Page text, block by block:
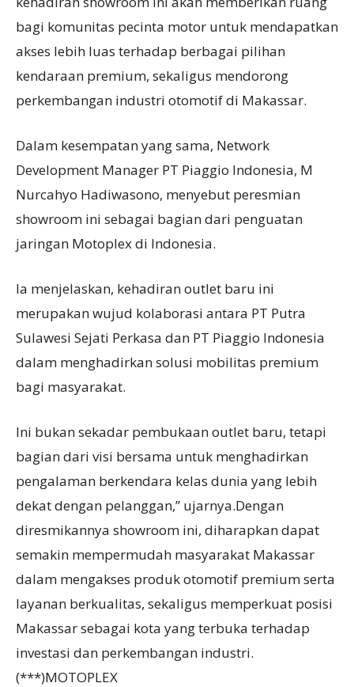
bagi komunitas pecinta motor untuk mendapatkan
akses lebih luas terhadap berbagai pilihan
kendaraan premium, sekaligus mendorong
perkembangan industri otomotif di Makassar.
Dalam kesempatan yang sama, Network
Development Manager PT Piaggio Indonesia, M
Nurcahyo Hadiwasono, menyebut peresmian
showroom ini sebagai bagian dari penguatan
jaringan Motoplex di Indonesia.
Ia menjelaskan, kehadiran outlet baru ini
merupakan wujud kolaborasi antara PT Putra
Sulawesi Sejati Perkasa dan PT Piaggio Indonesia
dalam menghadirkan solusi mobilitas premium
bagi masyarakat.
Ini bukan sekadar pembukaan outlet baru, tetapi
bagian dari visi bersama untuk menghadirkan
pengalaman berkendara kelas dunia yang lebih
dekat dengan pelanggan,” ujarnya.Dengan
diresmikannya showroom ini, diharapkan dapat
semakin mempermudah masyarakat Makassar
dalam mengakses produk otomotif premium serta
layanan berkualitas, sekaligus memperkuat posisi
Makassar sebagai kota yang terbuka terhadap
investasi dan perkembangan industri.
(***)MOTOPLEX